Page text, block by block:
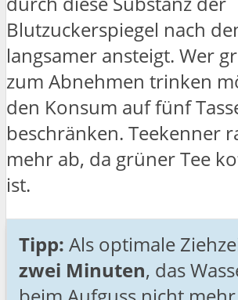
Blutzuckerspiegel nach
langsamer ansteigt. Wer
zum Abnehmen trinken
den Konsum auf fünf
beschränken. Teekenner
mehr ab, da grüner Tee
ist.
Tipp: Als optimale
zwei Minuten, das